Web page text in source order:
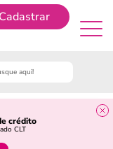
Cadastrar
crédito
CLT